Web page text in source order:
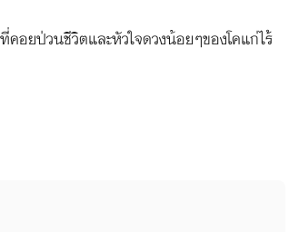
อยป่วนชีวิตและหัวใจดวงน้อยๆของโคแก่ไร้